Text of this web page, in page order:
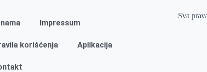
Impressum
korišćenja Aplikacija
Sva